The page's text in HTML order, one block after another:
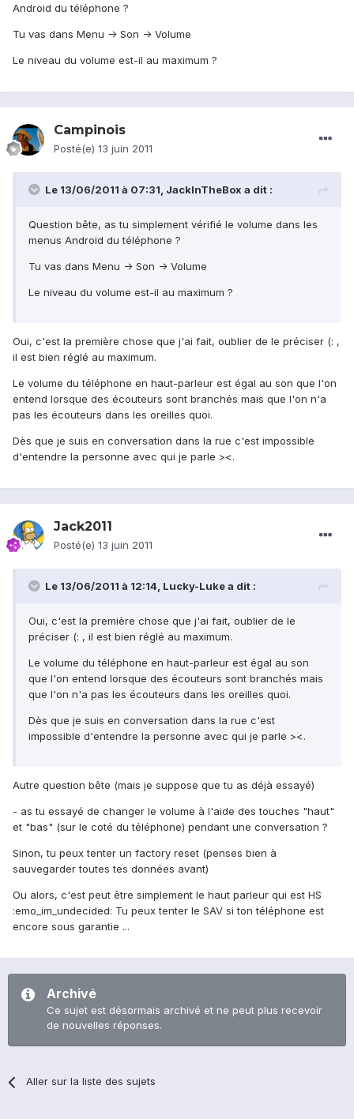
Android du téléphone ?
Tu vas dans Menu -> Son -> Volume
Le niveau du volume est-il au maximum ?
Campinois
Posté(e) 13 juin 2011
Le 13/06/2011 à 07:31, JackInTheBox a dit :
Question bête, as tu simplement vérifié le volume dans les
menus Android du téléphone ?
Tu vas dans Menu -> Son -> Volume
Le niveau du volume est-il au maximum ?
Oui, c'est la première chose que j'ai fait, oublier de le préciser (: ,
il est bien réglé au maximum.
Le volume du téléphone en haut-parleur est égal au son que l'on
entend lorsque des écouteurs sont branchés mais que l'on n'a
pas les écouteurs dans les oreilles quoi.
Dès que je suis en conversation dans la rue c'est impossible
d'entendre la personne avec qui je parle ><.
Jack2011
Posté(e) 13 juin 2011
Le 13/06/2011 à 12:14, Lucky-Luke a dit :
Oui, c'est la première chose que j'ai fait, oublier de le
préciser (: , il est bien réglé au maximum.
Le volume du téléphone en haut-parleur est égal au son
que l'on entend lorsque des écouteurs sont branchés mais
que l'on n'a pas les écouteurs dans les oreilles quoi.
Dès que je suis en conversation dans la rue c'est
impossible d'entendre la personne avec qui je parle ><.
Autre question bête (mais je suppose que tu as déjà essayé)
- as tu essayé de changer le volume à l'aide des touches "haut"
et "bas" (sur le coté du téléphone) pendant une conversation ?
Sinon, tu peux tenter un factory reset (penses bien à
sauvegarder toutes tes données avant)
Ou alors, c'est peut être simplement le haut parleur qui est HS
:emo_im_undecided: Tu peux tenter le SAV si ton téléphone est
encore sous garantie ...
Archivé
Ce sujet est désormais archivé et ne peut plus recevoir
de nouvelles réponses.
Aller sur la liste des sujets